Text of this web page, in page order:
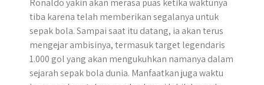
Ronaldo yakin akan merasa puas ketika waktunya
tiba karena telah memberikan segalanya untuk
sepak bola. Sampai saat itu datang, ia akan terus
mengejar ambisinya, termasuk target legendaris
1.000 gol yang akan mengukuhkan namanya dalam
sejarah sepak bola dunia. Manfaatkan juga waktu